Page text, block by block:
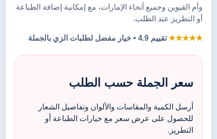
وأم القيوين وجميع أنحاء الإمارات، مع إمكانية إضافة الطباعة
أو التطريز عند الطلب.
★★★★★تقييم 4.9 • خيار مفضل لطلبات الزي بالجملة
سعر الجملة حسب الطلب
أرسل الكمية والمقاسات والألوان وتفاصيل الشعار
للحصول على عرض سعر مع خيارات الطباعة أو
التطريز.